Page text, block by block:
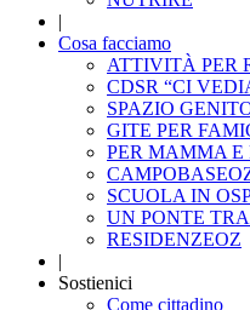
|
Cosa facciamo
ATTIVITÀ PER
CDSR “CI
SPAZIO
GITE PER
PER MAMMA E
SCUOLA IN
UN PONTE
RESIDENZEOZ
|
Sostienici
Come cittadino